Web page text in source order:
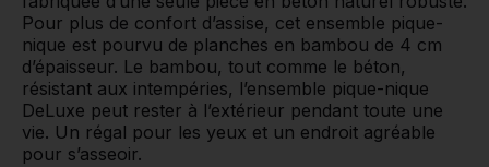
Pour plus de confort d’assise, cet ensemble pique-
nique est pourvu de planches en bambou de 4 cm
d’épaisseur. Le bambou, tout comme le béton,
résistant aux intempéries, l’ensemble pique-nique
DeLuxe peut rester à l’extérieur pendant toute une
vie. Un régal pour les yeux et un endroit agréable
pour s’asseoir.